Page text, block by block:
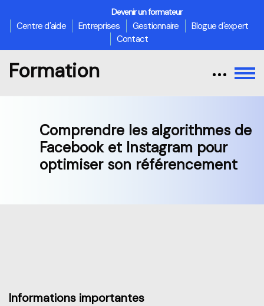
Devenir un formateur
Centre d'aide Entreprises Gestionnaire
Blogue d'expert
Contact
Formation
Comprendre les algorithmes de
Facebook et Instagram pour
optimiser son référencement
Informations importantes